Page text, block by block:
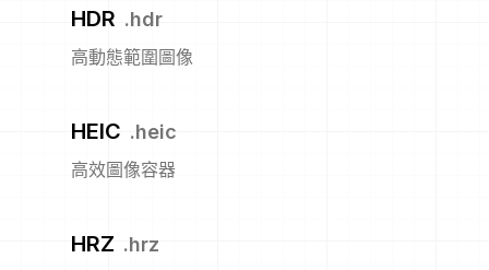
HDR .hdr
高動態範圍圖像
HEIC .heic
高效圖像容器
HRZ .hrz